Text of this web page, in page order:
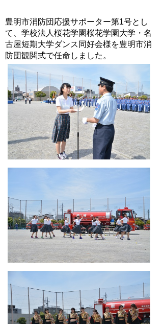
豊明市消防団応援サポーター第1号とし
て、学校法人桜花学園桜花学園大学・名
古屋短期大学ダンス同好会様を豊明市消
防団観閲式で任命しました。